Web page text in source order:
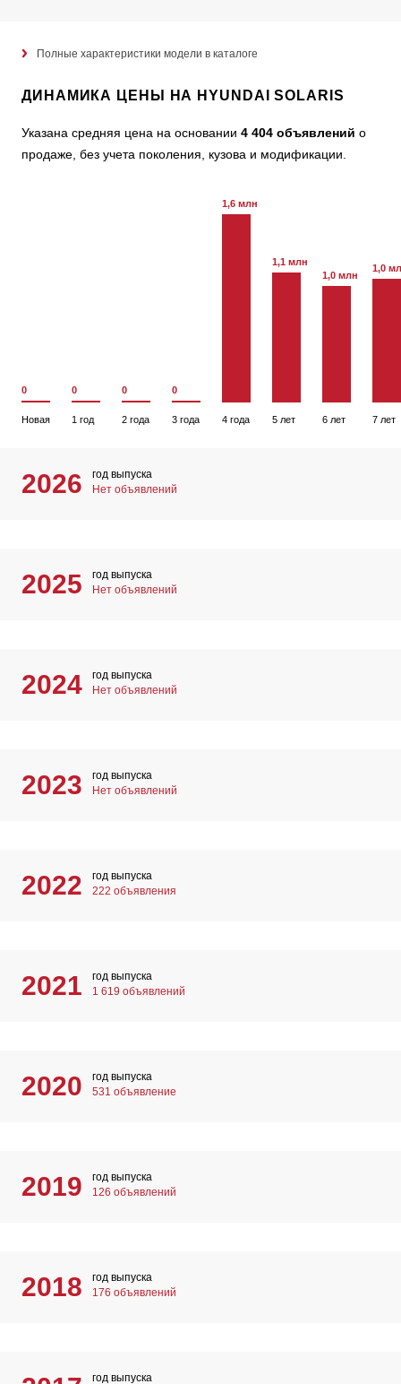
Полные характеристики модели в каталоге
ДИНАМИКА ЦЕНЫ НА HYUNDAI SOLARIS
Указана средняя цена на основании 4 404 объявлений о
продаже, без учета поколения, кузова и модификации.
0
Новая
0
1 год
0
2 года
0
3 года
1,6 млн
4 года
1,1 млн
5 лет
1,0 млн
6 лет
1,0
7 лет
2026
год выпуска
Нет объявлений
2025
год выпуска
Нет объявлений
2024
год выпуска
Нет объявлений
2023
год выпуска
Нет объявлений
2022
год выпуска
222 объявления
2021
год выпуска
1 619 объявлений
2020
год выпуска
531 объявление
2019
год выпуска
126 объявлений
2018
год выпуска
176 объявлений
год выпуска